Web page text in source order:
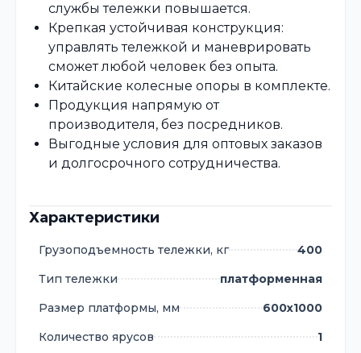
службы тележки повышается.
Крепкая устойчивая конструкция:
управлять тележкой и маневрировать
сможет любой человек без опыта.
Китайские колесные опоры в комплекте.
Продукция напрямую от
производителя, без посредников.
Выгодные условия для оптовых заказов
и долгосрочного сотрудничества.
Характеристики
Грузоподъемность тележки, кг
400
Тип тележки
платформенная
Размер платформы, мм
600х1000
Количество ярусов
1